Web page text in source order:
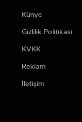
Künye
Gizlilik Politikası
KVKK
Reklam
İletişim